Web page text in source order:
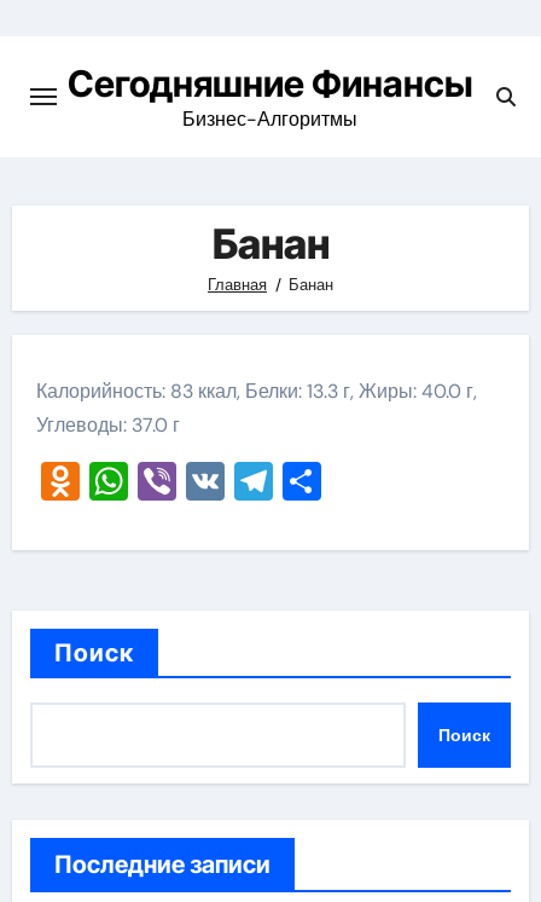
содержимомуСегодняшние Финансы
Бизнес-Алгоритмы
Банан
Главная Банан
Калорийность: 83 ккал, Белки: 13.3 г, Жиры: 40.0 г,
Углеводы: 37.0 г
Odnoklassniki
WhatsApp
Viber
VKTelegram
Отправить
Поиск
Поиск
Последние записи